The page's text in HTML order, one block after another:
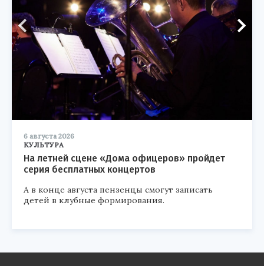
6 августа 2026
КУЛЬТУРА
На летней сцене «Дома офицеров» пройдет
серия бесплатных концертов
А в конце августа пензенцы смогут записать
детей в клубные формирования.